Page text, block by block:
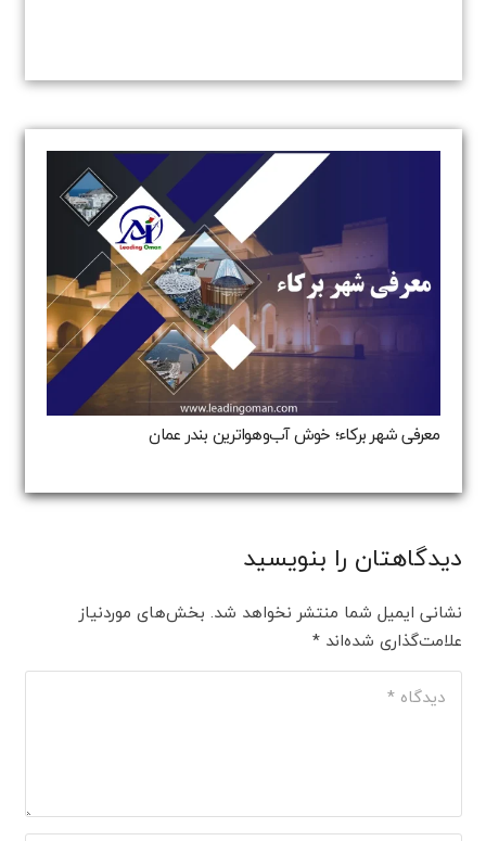
معرفی شهر برکاء؛ خوش آب‌وهواترین بندر عمان
دیدگاهتان را بنویسید
نشانی ایمیل شما منتشر نخواهد شد. بخش‌های موردنیاز
علامت‌گذاری شده‌اند*